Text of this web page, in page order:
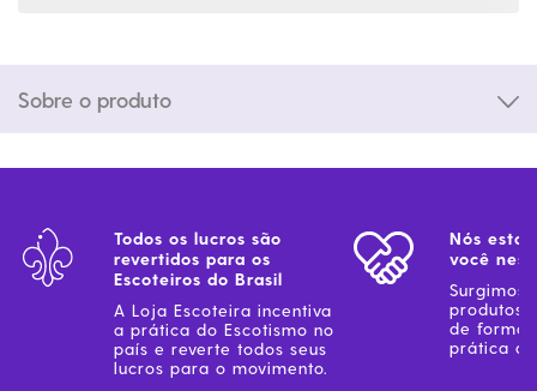
Sobre o produto
Todos os lucros são
revertidos para os
Escoteiros do Brasil
A Loja Escoteira incentiva
a prática do Escotismo no
país e reverte todos seus
lucros para o movimento.
Nós
você
Surgimos
produtos
de forma
prática